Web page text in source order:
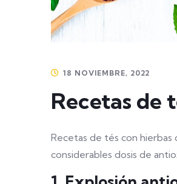
18 NOVIEMBRE, 2022
Recetas de
Recetas de tés con
considerables dosis de